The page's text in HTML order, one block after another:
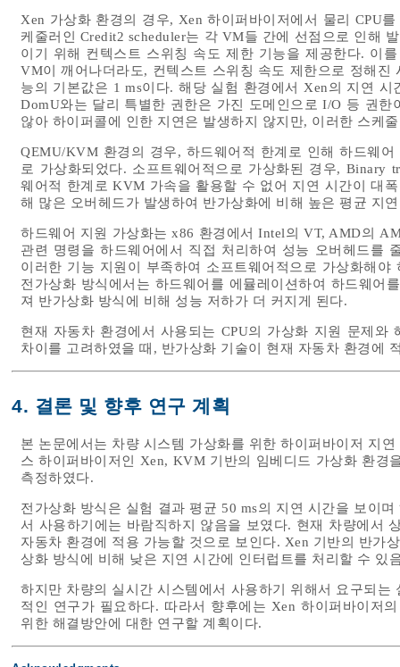
Xen 가상화 환경의 경우, Xen 하이퍼바이저에서 물리 CPU
케줄러인 Credit2 scheduler는 각 VM들 간에 선점으로 인해
이기 위해 컨텍스트 스위칭 속도 제한 기능을 제공한다. 이
VM이 깨어나더라도, 컨텍스트 스위칭 속도 제한으로 정해
능의 기본값은 1 ms이다. 해당 실험 환경에서 Xen의 지연
DomU와는 달리 특별한 권한은 가진 도메인으로 I/O 등 권
않아 하이퍼콜에 인한 지연은 발생하지 않지만, 이러한 스케
QEMU/KVM 환경의 경우, 하드웨어적 한계로 인해 하드웨
로 가상화되었다. 소프트웨어적으로 가상화된 경우, Binary
웨어적 한계로 KVM 가속을 활용할 수 없어 지연 시간이 대
해 많은 오버헤드가 발생하여 반가상화에 비해 높은 평균 지
하드웨어 지원 가상화는 x86 환경에서 Intel의 VT, AMD의
관련 명령을 하드웨어에서 직접 처리하여 성능 오버헤드를
이러한 기능 지원이 부족하여 소프트웨어적으로 가상화해
전가상화 방식에서는 하드웨어를 에뮬레이션하여 하드웨어
져 반가상화 방식에 비해 성능 저하가 더 커지게 된다.
현재 자동차 환경에서 사용되는 CPU의 가상화 지원 문제
차이를 고려하였을 때, 반가상화 기술이 현재 자동차 환경에
4. 결론 및 향후 연구 계획
본 논문에서는 차량 시스템 가상화를 위한 하이퍼바이저 지
스 하이퍼바이저인 Xen, KVM 기반의 임베디드 가상화 환경
측정하였다.
전가상화 방식은 실험 결과 평균 50 ms의 지연 시간을 보이
서 사용하기에는 바람직하지 않음을 보였다. 현재 차량에서
자동차 환경에 적용 가능할 것으로 보인다. Xen 기반의 반가
상화 방식에 비해 낮은 지연 시간에 인터럽트를 처리할 수 있
하지만 차량의 실시간 시스템에서 사용하기 위해서 요구되
적인 연구가 필요하다. 따라서 향후에는 Xen 하이퍼바이저
위한 해결방안에 대한 연구할 계획이다.